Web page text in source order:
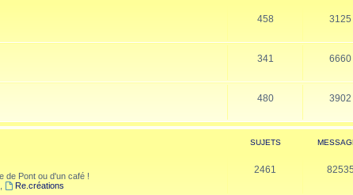
458 3125
341 6660
480 3902
SUJETS
de Pont ou d'un café !
Re.créations
2461 82535